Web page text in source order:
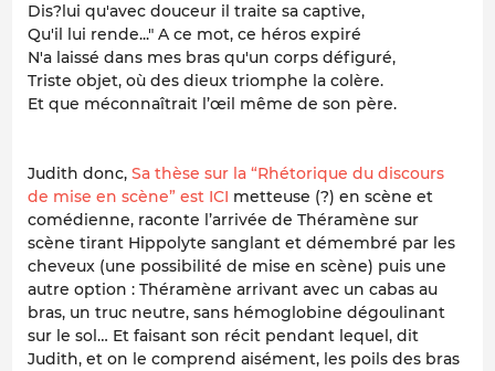
Dis?lui qu'avec douceur il traite sa captive,
Qu'il lui rende..." A ce mot, ce héros expiré
N'a laissé dans mes bras qu'un corps défiguré,
Triste objet, où des dieux triomphe la colère.
Et que méconnaîtrait l’œil même de son père.
Judith donc, Sa thèse sur la “Rhétorique du discours
de mise en scène” est ICI metteuse (?) en scène et
comédienne, raconte l’arrivée de Théramène sur
scène tirant Hippolyte sanglant et démembré par les
cheveux (une possibilité de mise en scène) puis une
autre option : Théramène arrivant avec un cabas au
bras, un truc neutre, sans hémoglobine dégoulinant
sur le sol… Et faisant son récit pendant lequel, dit
Judith, et on le comprend aisément, les poils des bras